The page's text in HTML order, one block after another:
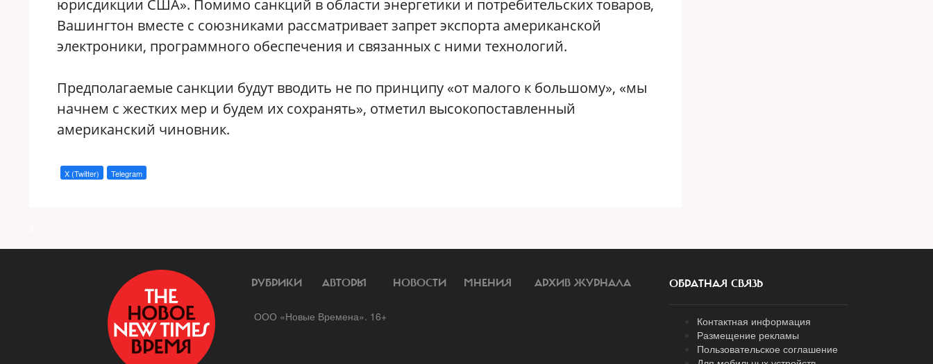
юрисдикции США». Помимо санкций в области энергетики и потребительских товаров,
Вашингтон вместе с союзниками рассматривает запрет экспорта американской
электроники, программного обеспечения и связанных с ними технологий.
Предполагаемые санкции будут вводить не по принципу «от малого к большому», «мы
начнем с жестких мер и будем их сохранять», отметил высокопоставленный
американский чиновник.
X (Twitter) Telegram
РУБРИКИ АВТОРЫ НОВОСТИ МНЕНИЯ АРХИВ ЖУРНАЛА
ООО «Новые Времена». 16+
ОБРАТНАЯ СВЯЗЬ
Контактная информация
Размещение рекламы
Пользовательское соглашение